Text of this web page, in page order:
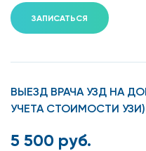
ЗАПИСАТЬСЯ
ВЫЕЗД ВРАЧА УЗД НА
УЧЕТА СТОИМОСТИ УЗИ)
5 500 руб.